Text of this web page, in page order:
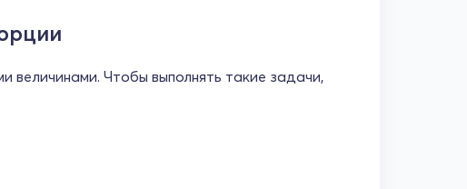
величинами. Чтобы выполнять такие задачи,